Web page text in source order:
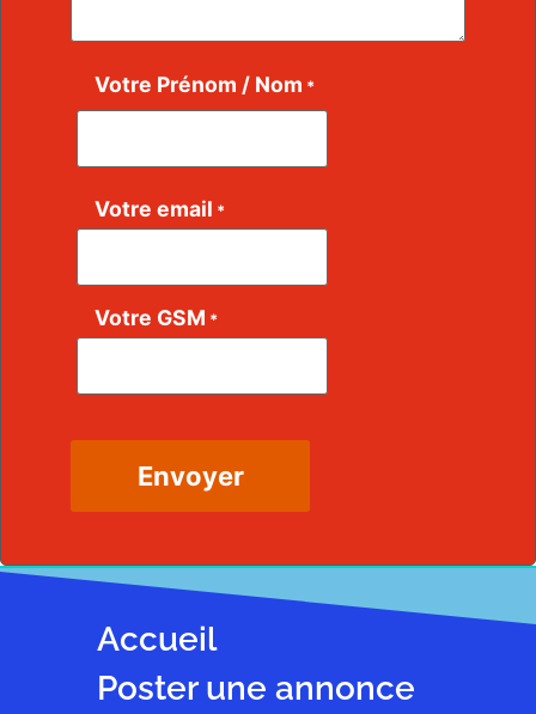
Votre Prénom / Nom *
Votre email *
Votre GSM *
Accueil
Poster une annonce